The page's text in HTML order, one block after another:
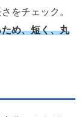
をチェック。
め、短く、丸